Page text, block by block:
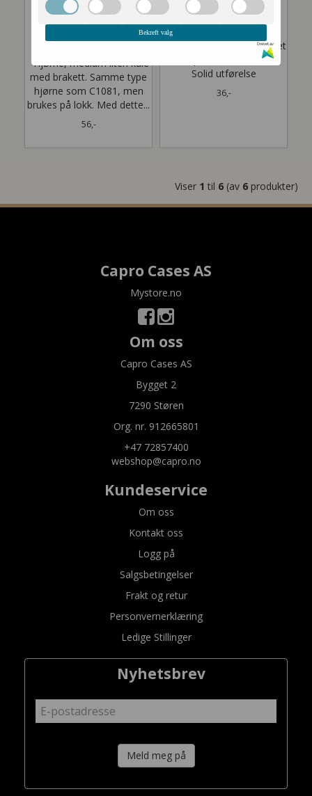
HJØRNE, MEDIUM
LITEN KULE MED
BRAKETT
Hjørne, medium liten kule
med brakett. Samme type
hjørne som C1081, men
brukes på lokk. Med dette...
56,-
HJØRNE, STOR
KULE
Hjørne, Stor kule Tilpasset
vinkelprofil E0775 / 0100
Solid utførelse
36,-
Viser 1 til 6 (av 6 produkter)
Capro Cases AS
Mystore.no
Om oss
Capro Cases AS
Bygget 2
7290 Støren
Org. nr. 912665801
+47 72857400
webshop@capro.no
Kundeservice
Om oss
Kontakt oss
Logg på
Salgsbetingelser
Frakt og retur
Personvernerklæring
Ledige Stillinger
Nyhetsbrev
Meld meg på
Bekreft valg
Drevet av